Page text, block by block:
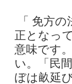
「 免方
正となっ
意味です
い。「民
ぼは畝延